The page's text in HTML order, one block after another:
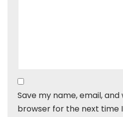
Save my name, email,
browser for the next time